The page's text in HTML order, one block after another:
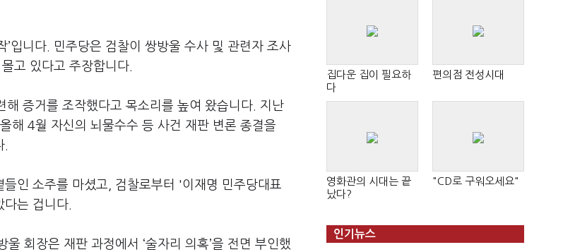
입니다. 민주당은 검찰이 쌍방울 수사 및 관련자 조사
고 있다고 주장합니다.
해 증거를 조작했다고 목소리를 높여 왔습니다. 지난
해 4월 자신의 뇌물수수 등 사건 재판 변론 종결을
인 소주를 마셨고, 검찰로부터 '이재명 민주당대표
는 겁니다.
회장은 재판 과정에서 ‘술자리 의혹’을 전면 부인했
집다운 집이 필요하
다
편의점 전성시대
영화관의 시대는 끝
났다?
"CD로 구워오세요"
인기뉴스